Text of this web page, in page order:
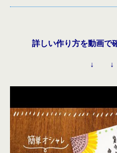
詳しい作り方を動画で
↓